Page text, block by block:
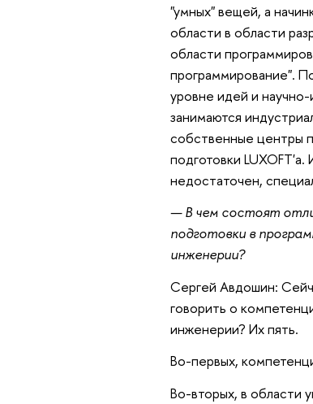
"умных" вещей, а
области в области
области
программирование".
уровне идей и
занимаются
собственные центры
подготовки LUXOFT'а.
недостаточен,
— В чем состоят
подготовки в
инженерии?
Сергей Авдошин:
говорить о
инженерии? Их пять.
Во-первых,
Во-вторых, в области